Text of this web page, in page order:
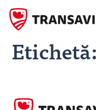
Etichetă: